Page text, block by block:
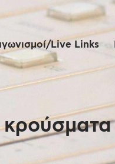
Live Links